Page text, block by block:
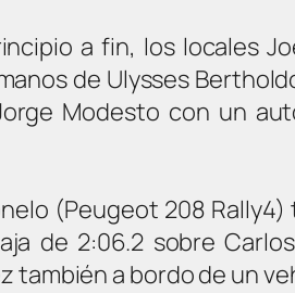
a fin, los locales
de Ulysses
Modesto con un
(Peugeot 208
de 2:06.2 sobre
también a bordo de un